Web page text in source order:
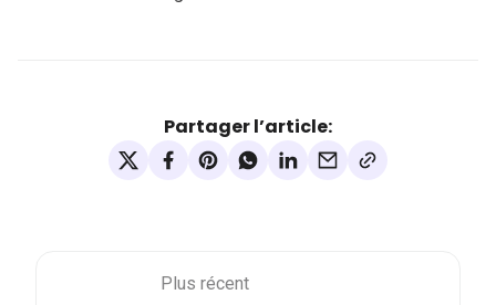
Partager l’article:
Plus récent